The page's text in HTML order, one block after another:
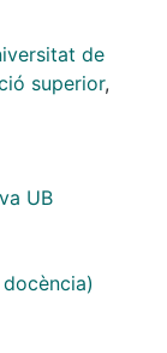
de la
1995.
concepció
el procés
per
decisions
de
superior,
UB